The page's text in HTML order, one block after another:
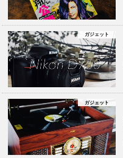
ガジェット
ガジェット